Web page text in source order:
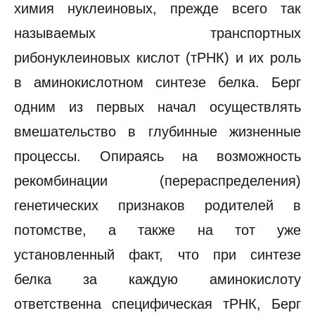
химия нуклеиновых, прежде всего так
называемых транспортных
рибонуклеиновых кислот (тРНК) и их роль
в аминокислотном синтезе белка. Берг
одним из первых начал осуществлять
вмешательство в глубинные жизненные
процессы. Опираясь на возможность
рекомбинации (перераспределения)
генетических признаков родителей в
потомстве, а также на тот уже
установленный факт, что при синтезе
белка за каждую аминокислоту
ответственна специфическая тРНК, Берг